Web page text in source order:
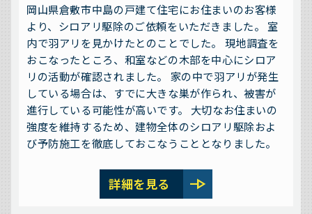
岡山県倉敷市中島の戸建て住宅にお住まいのお客様
より、シロアリ駆除のご依頼をいただきました。 室
内で羽アリを見かけたとのことでした。 現地調査を
おこなったところ、和室などの木部を中心にシロア
リの活動が確認されました。 家の中で羽アリが発生
している場合は、すでに大きな巣が作られ、被害が
進行している可能性が高いです。 大切なお住まいの
強度を維持するため、建物全体のシロアリ駆除およ
び予防施工を徹底しておこなうこととなりました。
詳細を見る line_end_arrow